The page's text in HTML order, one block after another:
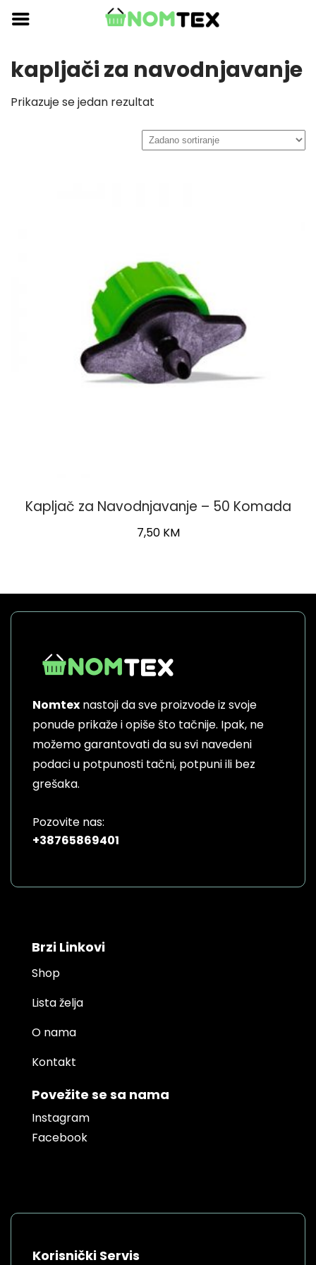
Skip
content
kapljači za navodnjavanje
Prikazuje se jedan rezultat
Kapljač za Navodnjavanje – 50 Komada
7,50 KM
options
may
chosen
on
the
product
page
Nomtex nastoji da sve proizvode iz svoje
ponude prikaže i opiše što tačnije. Ipak, ne
možemo garantovati da su svi navedeni
podaci u potpunosti tačni, potpuni ili bez
grešaka.
Pozovite nas:
+38765869401
Brzi Linkovi
Shop
Lista želja
O nama
Kontakt
Povežite se sa nama
Instagram
Facebook
Korisnički Servis